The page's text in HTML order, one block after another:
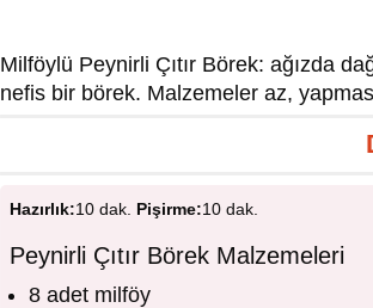
Milföylü Peynirli Çıtır Börek: ağızda
nefis bir börek. Malzemeler az,
Hazırlık:10 dak. Pişirme:10 dak.
Peynirli Çıtır Börek Malzemeleri
8 adet milföy